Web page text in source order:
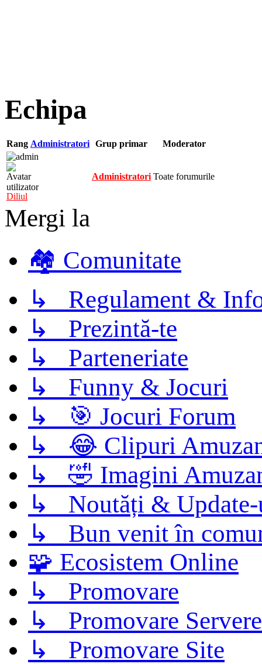
Echipa
Rang Administratori Grup primar Moderator
Diliul
Administratori Toate forumurile
Mergi la
🏘️ Comunitate
↳ Regulament &
↳ Prezintă-te
↳ Parteneriate
↳ Funny & Jocuri
↳ 🎯 Jocuri Forum
↳ 😂 Clipuri
↳ 🤣 Imagini
↳ Noutăți &
↳ Bun venit în
🧩 Ecosistem Online
↳ Promovare
↳ Promovare Servere
↳ Promovare Site